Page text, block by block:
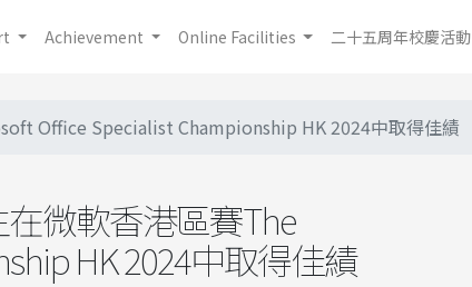
Achievement Online Facilities 二十五周年校慶活動
Office Specialist Championship HK 2024中取得佳績
微軟香港區賽The
HK 2024中取得佳績